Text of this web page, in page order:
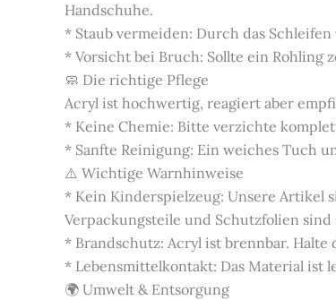
Handschuhe.
* Staub vermeiden: Durch das
* Vorsicht bei Bruch: Sollte ein Rohling
🧼 Die richtige Pflege
Acryl ist hochwertig, reagiert aber
* Keine Chemie: Bitte verzichte
* Sanfte Reinigung: Ein weiches Tuch
⚠️ Wichtige Warnhinweise
* Kein Kinderspielzeug: Unsere Artikel
Verpackungsteile und Schutzfolien
* Brandschutz: Acryl ist brennbar.
* Lebensmittelkontakt: Das Material ist
🌍 Umwelt & Entsorgung